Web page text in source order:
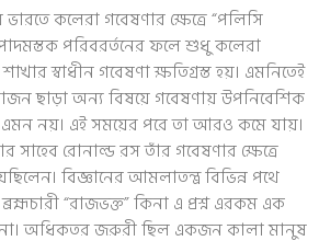
কলেরা গবেষণার ক্ষেত্রে “পলিসি
পরিবরর্তনের ফলে শুধু কলেরা
স্বাধীন গবেষণা ক্ষতিগ্রস্ত হয়। এমনিতেই
ছাড়া অন্য বিষয়ে গবেষণায় উপনিবেশিক
এমন নয়। এই সময়ের পরে তা আরও কমে যায়।
সাহেব রোনাল্ড রস তাঁর গবেষণার ক্ষেত্রে
বিজ্ঞানের আমলাতন্ত্র বিভিন্ন পথে
“রাজভক্ত” কিনা এ প্রশ্ন এরকম এক
অধিকতর জরুরী ছিল একজন কালা মানুষ